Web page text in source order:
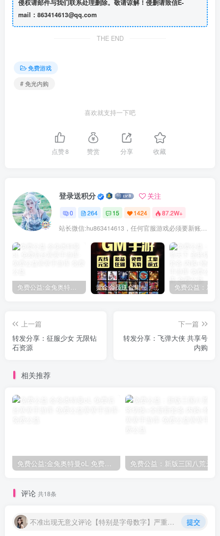
侵权请邮件与我们联系处理删除。敬请谅解！侵删请致信E-
mail：863414613@qq.com
THE END
免费游戏
# 免光内购
喜欢就支持一下吧
点赞8 赞赏 分享 收藏
登录送积分 关注
0 264 15 1424 87.2W+
站长微信:hu863414613，任何官服游戏必须要新账号注册！充值前记得找我审核账号!
免费公益:金兔奥特曼oL 免费后台 黄金会员送合集一：150款后台手游合集
上一篇
转发分享：征服少女 无限钻
石资源
下一篇
转发分享：飞弹大侠 共享号
内购
相关推荐
免费公益:金兔奥特曼oL 免费后台
评论 共18条
不准出现无意义评论【特别是字母数字】严重封号处理 提交